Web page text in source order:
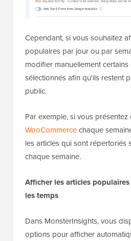
Cependant, si vous souhaitez
populaires par jour ou par
modifier manuellement
sélectionnés afin qu'ils restent
public.
Par exemple, si vous
WooCommercechaque
les articles qui sont répertoriés
chaque semaine.
Afficher les articles
les temps
Dans MonsterInsights, vous
options pour afficher